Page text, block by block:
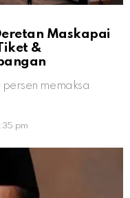
Maskapai
&
memaksa
pm